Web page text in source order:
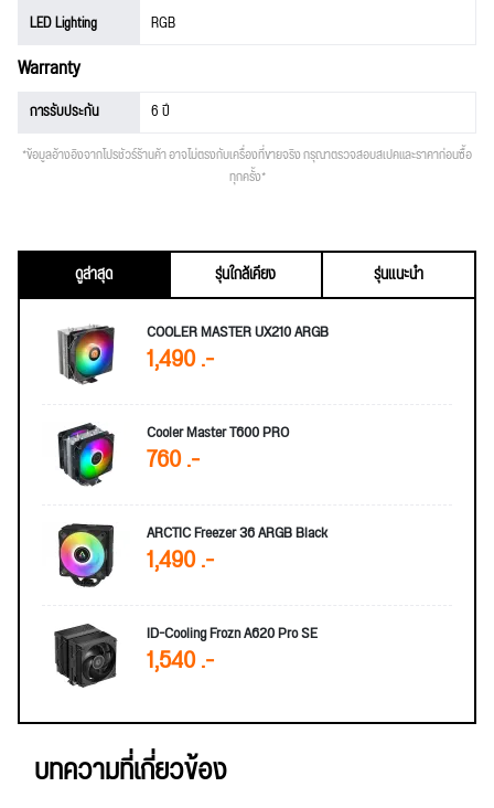
LED Lighting
RGB
Warranty
การรับประกัน 6 ปี
*ข้อมูลอ้างอิงจากโปรชัวร์ร้านค้า อาจไม่ตรงกับเครื่องที่ขายจริง กรุณาตรวจสอบสเปคและราคาก่อนซื้อ
ทุกครั้ง*
ดูล่าสุด รุ่นใกล้เคียง
รุ่นแนะนำ
COOLER MASTER UX210 ARGB
1,490 .-
Cooler Master T600 PRO
760 .-
ARCTIC Freezer 36 ARGB Black
1,490 .-
ID-Cooling Frozn A620 Pro SE
1,540 .-
บทความที่เกี่ยวข้อง